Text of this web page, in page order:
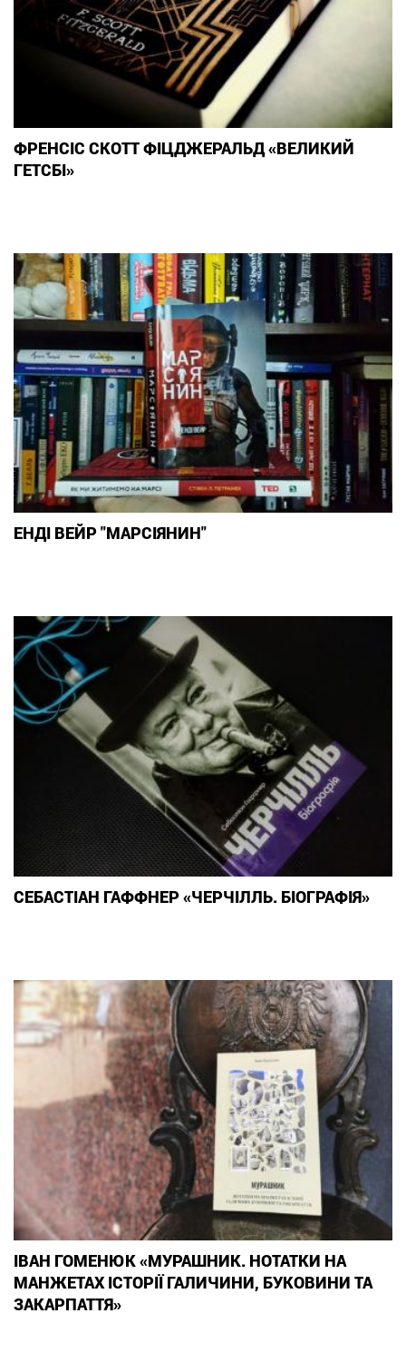
ФРЕНСІС СКОТТ ФІЦДЖЕРАЛЬД «ВЕЛИКИЙ
ГЕТСБІ»
ЕНДІ ВЕЙР "МАРСІЯНИН"
СЕБАСТІАН ГАФФНЕР «ЧЕРЧІЛЛЬ. БІОГРАФІЯ»
ІВАН ГОМЕНЮК «МУРАШНИК. НОТАТКИ НА
МАНЖЕТАХ ІСТОРІЇ ГАЛИЧИНИ, БУКОВИНИ ТА
ЗАКАРПАТТЯ»